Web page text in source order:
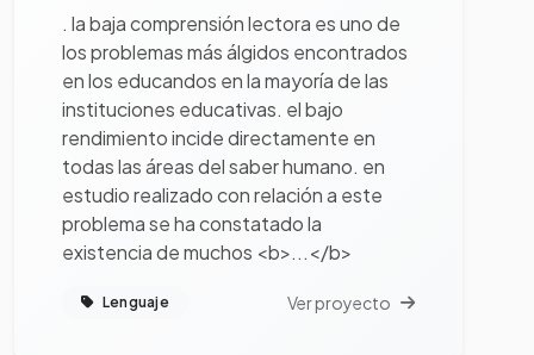
. la baja comprensión lectora es uno de
los problemas más álgidos encontrados
en los educandos en la mayoría de las
instituciones educativas. el bajo
rendimiento incide directamente en
todas las áreas del saber humano. en
estudio realizado con relación a este
problema se ha constatado la
existencia de muchos <b>...</b>
Lenguaje Ver proyecto